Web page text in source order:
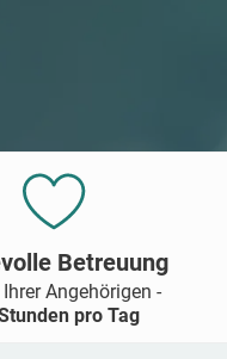
Betreuung
Angehörigen -
pro Tag